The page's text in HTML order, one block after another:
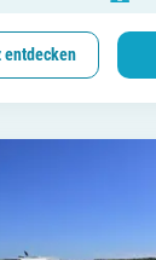
entdecken